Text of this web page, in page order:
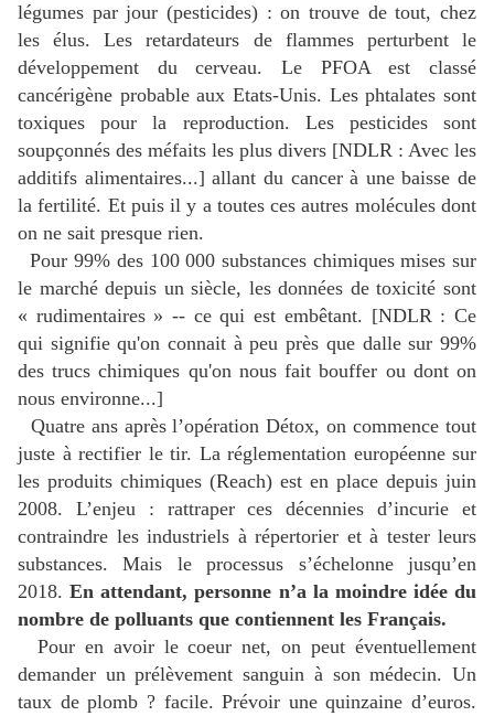
légumes par jour (pesticides) : on trouve de tout, chez
les élus. Les retardateurs de flammes perturbent le
développement du cerveau. Le PFOA est classé
cancérigène probable aux Etats-Unis. Les phtalates sont
toxiques pour la reproduction. Les pesticides sont
soupçonnés des méfaits les plus divers [NDLR : Avec les
additifs alimentaires...] allant du cancer à une baisse de
la fertilité. Et puis il y a toutes ces autres molécules dont
on ne sait presque rien.
Pour 99% des 100 000 substances chimiques mises sur
le marché depuis un siècle, les données de toxicité sont
« rudimentaires » -- ce qui est embêtant. [NDLR : Ce
qui signifie qu'on connait à peu près que dalle sur 99%
des trucs chimiques qu'on nous fait bouffer ou dont on
nous environne...]
Quatre ans après l’opération Détox, on commence tout
juste à rectifier le tir. La réglementation européenne sur
les produits chimiques (Reach) est en place depuis juin
2008. L’enjeu : rattraper ces décennies d’incurie et
contraindre les industriels à répertorier et à tester leurs
substances. Mais le processus s’échelonne jusqu’en
2018.En attendant, personne n’a la moindre idée du
nombre de polluants que contiennent les Français.
Pour en avoir le coeur net, on peut éventuellement
demander un prélèvement sanguin à son médecin. Un
taux de plomb ? facile. Prévoir une quinzaine d’euros.